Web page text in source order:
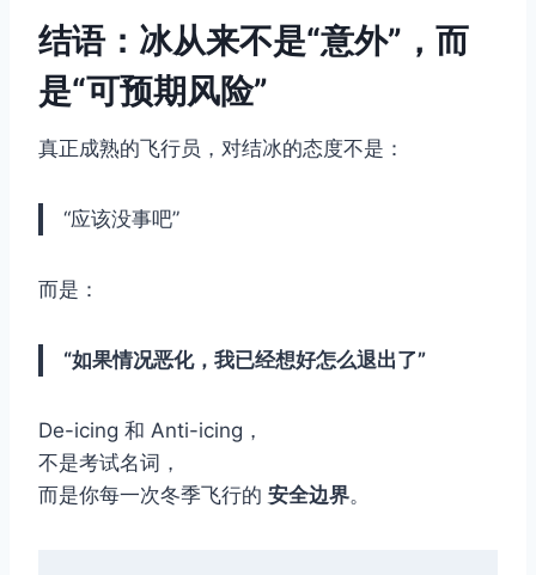
结语：冰从来不是“意外”，而
是“可预期风险”
真正成熟的飞行员，对结冰的态度不是：
“应该没事吧”
而是：
“如果情况恶化，我已经想好怎么退出了”
De-icing 和 Anti-icing，
不是考试名词，
而是你每一次冬季飞行的 安全边界。